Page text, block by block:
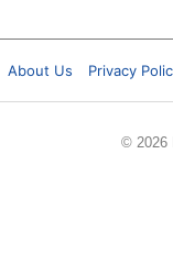
About Us Privacy
© 2026